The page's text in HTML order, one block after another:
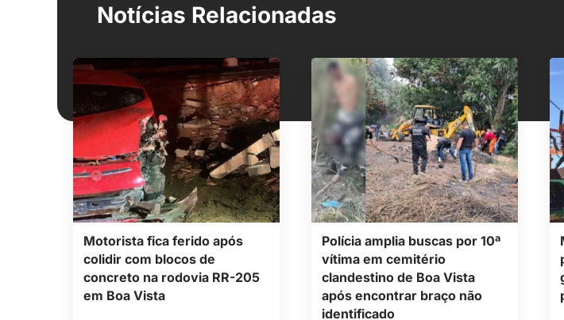
Notícias Relacionadas
Motorista fica ferido após
colidir com blocos de
concreto na rodovia RR-205
em Boa Vista
Polícia amplia buscas por 10ª
vítima em cemitério
clandestino de Boa Vista
após encontrar braço não
identificado